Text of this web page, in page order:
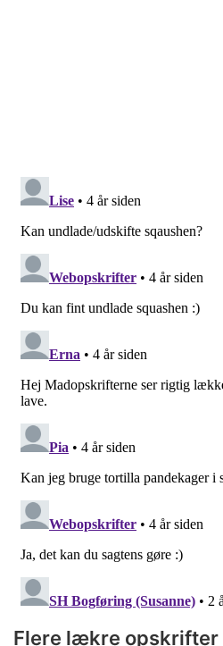
Flere lækre opskrifter